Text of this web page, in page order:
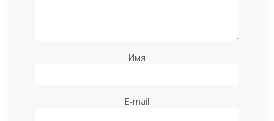
Имя
E-mail